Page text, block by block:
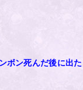
ボン死んだ後に出